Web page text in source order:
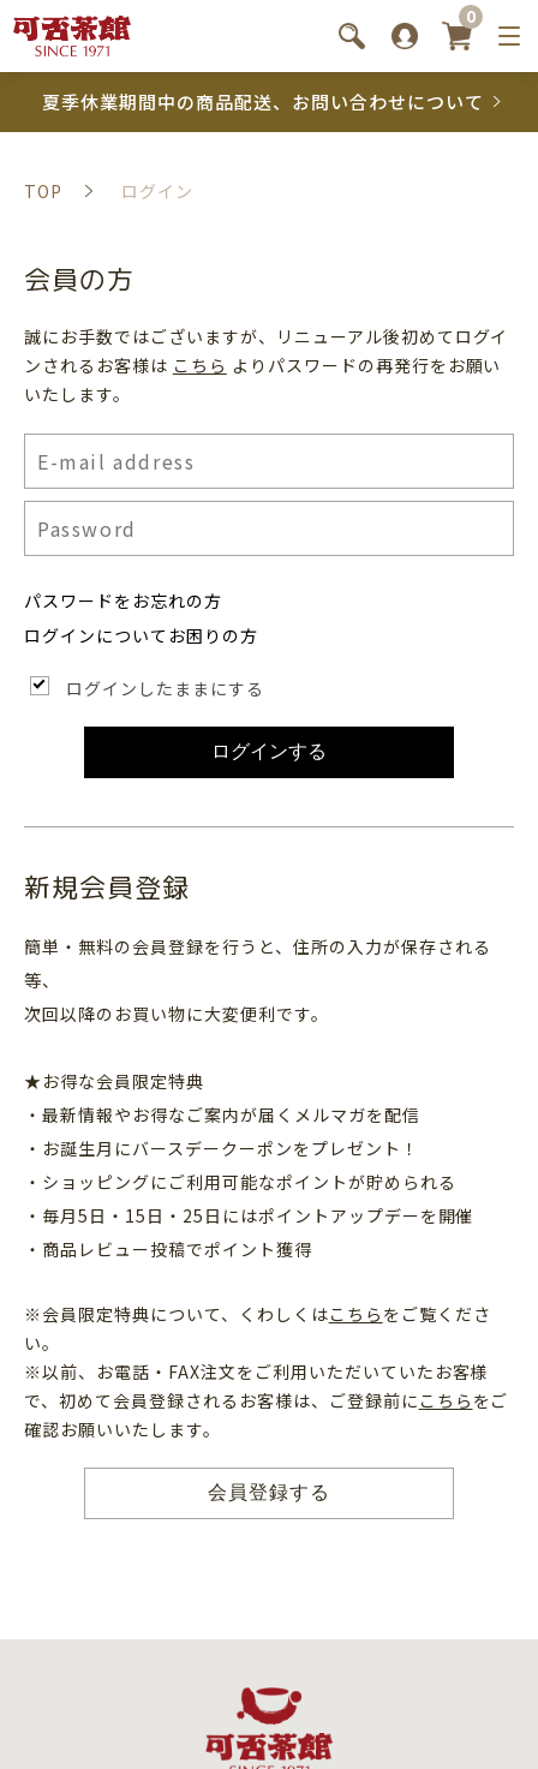
0
夏季休業期間中の商品配送、お問い合わせについて
TOP ログイン
会員の方
誠にお手数ではございますが、リニューアル後初めてログイ
ンされるお客様は こちら よりパスワードの再発行をお願い
いたします。
パスワードをお忘れの方
ログインについてお困りの方
ログインしたままにする
ログインする
新規会員登録
簡単・無料の会員登録を行うと、住所の入力が保存される
等、
次回以降のお買い物に大変便利です。
★お得な会員限定特典
・最新情報やお得なご案内が届くメルマガを配信
・お誕生月にバースデークーポンをプレゼント！
・ショッピングにご利用可能なポイントが貯められる
・毎月5日・15日・25日にはポイントアップデーを開催
・商品レビュー投稿でポイント獲得
※会員限定特典について、くわしくはこちら をご覧くださ
い。
※以前、お電話・FAX注文をご利用いただいていたお客様
で、初めて会員登録されるお客様は、ご登録前に こちら をご
確認お願いいたします。
会員登録する